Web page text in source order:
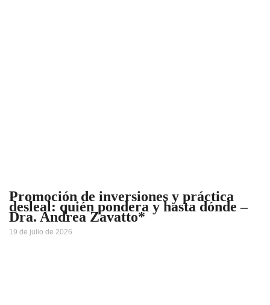
Promoción de inversiones y práctica
desleal: quién pondera y hasta dónde –
Dra. Andrea Zavatto*
19 de julio de 2026